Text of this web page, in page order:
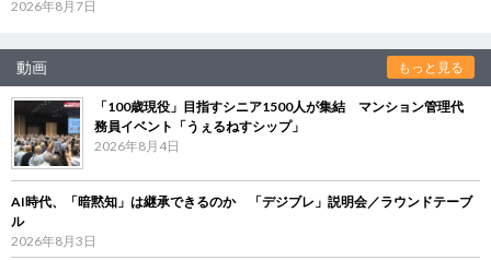
2026年8月7日
動画 もっと見る
「100歳現役」目指すシニア1500人が集結 マンション管理代
務員イベント「うぇるねすシップ」
2026年8月4日
AI時代、「暗黙知」は継承できるのか 「デジブレ」説明会／ラウンドテーブ
ル
2026年8月3日